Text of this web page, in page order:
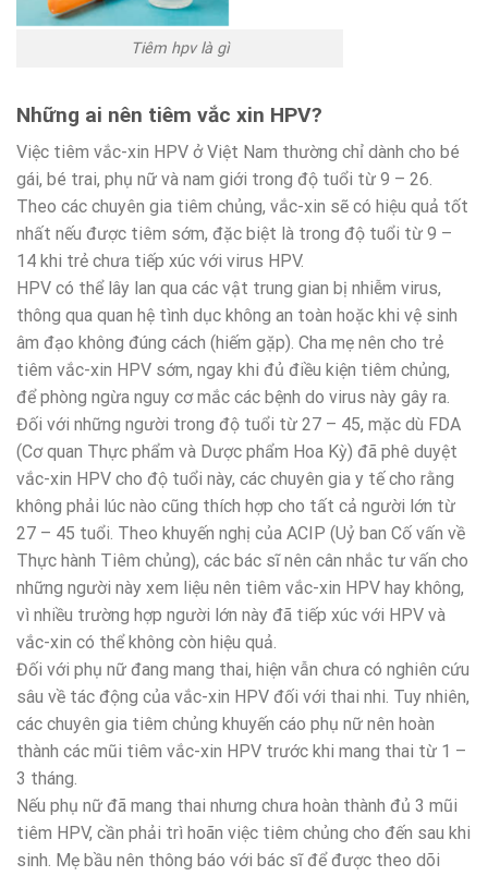
Tiêm hpv là gì
Những ai nên tiêm vắc xin HPV?
Việc tiêm vắc-xin HPV ở Việt Nam thường chỉ dành cho bé
gái, bé trai, phụ nữ và nam giới trong độ tuổi từ 9 – 26.
Theo các chuyên gia tiêm chủng, vắc-xin sẽ có hiệu quả tốt
nhất nếu được tiêm sớm, đặc biệt là trong độ tuổi từ 9 –
14 khi trẻ chưa tiếp xúc với virus HPV.
HPV có thể lây lan qua các vật trung gian bị nhiễm virus,
thông qua quan hệ tình dục không an toàn hoặc khi vệ sinh
âm đạo không đúng cách (hiếm gặp). Cha mẹ nên cho trẻ
tiêm vắc-xin HPV sớm, ngay khi đủ điều kiện tiêm chủng,
để phòng ngừa nguy cơ mắc các bệnh do virus này gây ra.
Đối với những người trong độ tuổi từ 27 – 45, mặc dù FDA
(Cơ quan Thực phẩm và Dược phẩm Hoa Kỳ) đã phê duyệt
vắc-xin HPV cho độ tuổi này, các chuyên gia y tế cho rằng
không phải lúc nào cũng thích hợp cho tất cả người lớn từ
27 – 45 tuổi. Theo khuyến nghị của ACIP (Uỷ ban Cố vấn về
Thực hành Tiêm chủng), các bác sĩ nên cân nhắc tư vấn cho
những người này xem liệu nên tiêm vắc-xin HPV hay không,
vì nhiều trường hợp người lớn này đã tiếp xúc với HPV và
vắc-xin có thể không còn hiệu quả.
Đối với phụ nữ đang mang thai, hiện vẫn chưa có nghiên cứu
sâu về tác động của vắc-xin HPV đối với thai nhi. Tuy nhiên,
các chuyên gia tiêm chủng khuyến cáo phụ nữ nên hoàn
thành các mũi tiêm vắc-xin HPV trước khi mang thai từ 1 –
3 tháng.
Nếu phụ nữ đã mang thai nhưng chưa hoàn thành đủ 3 mũi
tiêm HPV, cần phải trì hoãn việc tiêm chủng cho đến sau khi
sinh. Mẹ bầu nên thông báo với bác sĩ để được theo dõi